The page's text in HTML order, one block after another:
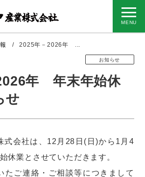
2025年－2026年 ...
お知らせ
年 年末年始休
せ
式会社は、12月28日(日)から1月4
休業とさせていただきます。
たご連絡・ご相談等につきまして